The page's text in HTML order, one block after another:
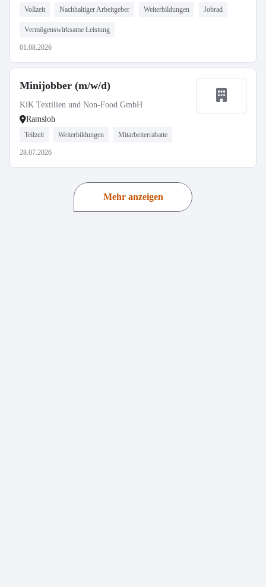
Vollzeit Nachhaltiger Arbeitgeber Weiterbildungen Jobrad
Vermögenswirksame Leistung
01.08.2026
Minijobber (m/w/d)
KiK Textilien und Non-Food GmbH
Ramsloh
Teilzeit Weiterbildungen Mitarbeiterrabatte
28.07.2026
Mehr anzeigen